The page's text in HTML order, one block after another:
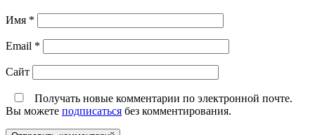
Имя *
Email *
Сайт
Получать новые комментарии по электронной почте.
Вы можете подписаться без комментирования.